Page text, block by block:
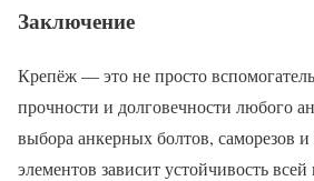
Заключение
Крепёж — это не просто
прочности и долговечности любого
выбора анкерных болтов, саморезов
элементов зависит устойчивость